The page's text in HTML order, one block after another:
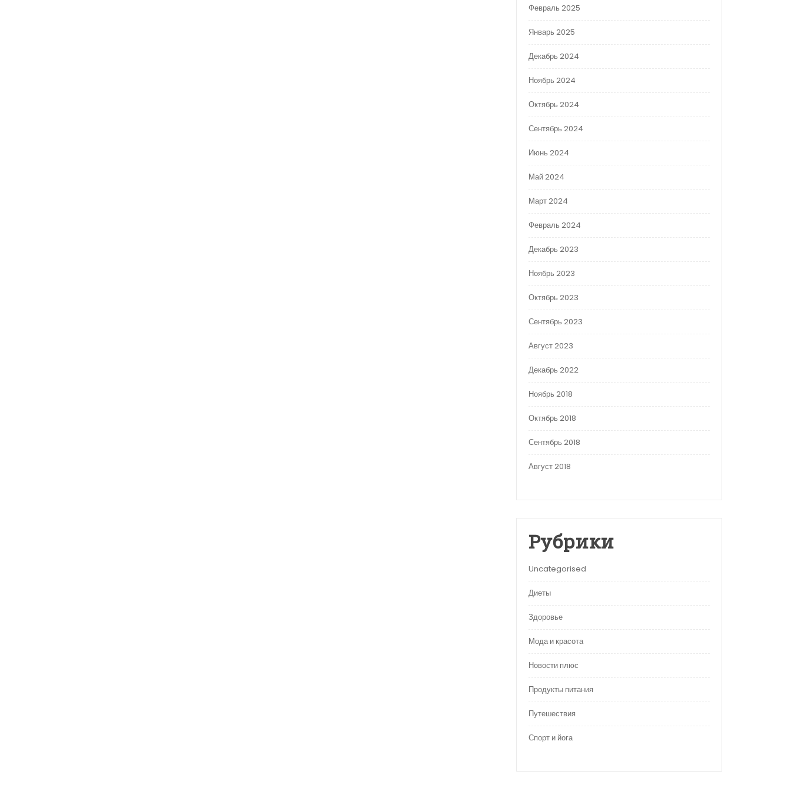
Февраль 2025
Январь 2025
Декабрь 2024
Ноябрь 2024
Октябрь 2024
Сентябрь 2024
Июнь 2024
Май 2024
Март 2024
Февраль 2024
Декабрь 2023
Ноябрь 2023
Октябрь 2023
Сентябрь 2023
Август 2023
Декабрь 2022
Ноябрь 2018
Октябрь 2018
Сентябрь 2018
Август 2018
Рубрики
Uncategorised
Диеты
Здоровье
Мода и красота
Новости плюс
Продукты питания
Путешествия
Спорт и йога